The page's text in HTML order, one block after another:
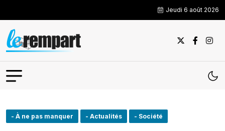
Jeudi 6 août 2026
- À ne pas manquer - Actualités - Société